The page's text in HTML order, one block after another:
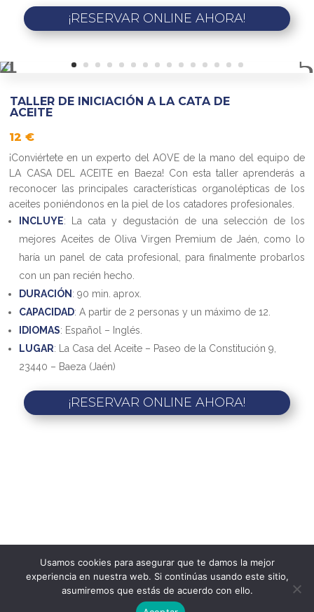
¡RESERVAR ONLINE AHORA!
TALLER DE INICIACIÓN A LA CATA DE
ACEITE
12 €
¡Conviértete en un experto del AOVE de la mano del equipo de
LA CASA DEL ACEITE en Baeza! Con esta taller aprenderás a
reconocer las principales características organolépticas de los
aceites poniéndonos en la piel de los catadores profesionales.
INCLUYE: La cata y degustación de una selección de los
mejores Aceites de Oliva Virgen Premium de Jaén, como lo
haría un panel de cata profesional, para finalmente probarlos
con un pan recién hecho.
DURACIÓN : 90 min. aprox.
CAPACIDAD: A partir de 2 personas y un máximo de 12.
IDIOMAS: Español – Inglés.
LUGAR: La Casa del Aceite – Paseo de la Constitución 9,
23440 – Baeza (Jaén)
¡RESERVAR ONLINE AHORA!
Usamos cookies para asegurar que te damos la mejor
experiencia en nuestra web. Si continúas usando este sitio,
asumiremos que estás de acuerdo con ello.